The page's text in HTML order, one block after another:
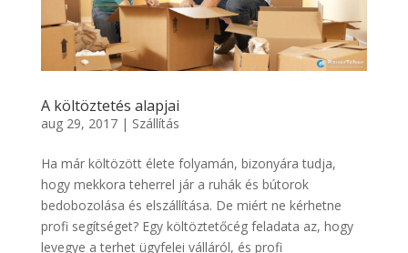
A költöztetés alapjai
aug 29, 2017| Szállítás
Ha már költözött élete folyamán, bizonyára tudja,
hogy mekkora teherrel jár a ruhák és bútorok
bedobozolása és elszállítása. De miért ne kérhetne
profi segítséget? Egy költöztetőcég feladata az, hogy
levegye a terhet ügyfelei válláról, és profi